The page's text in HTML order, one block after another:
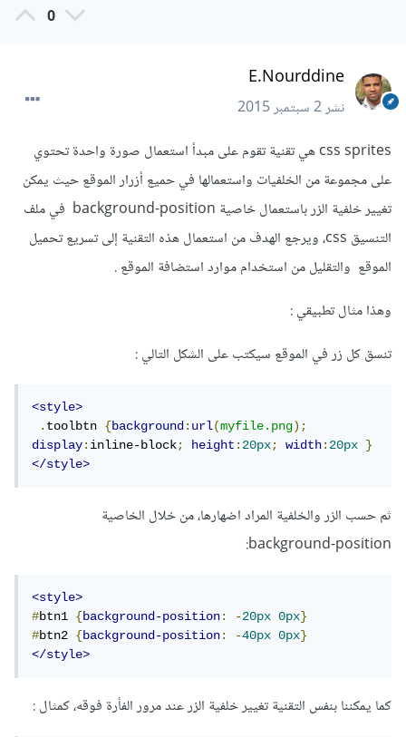
0
E.Nourddine
نشر2 سبتمبر 2015
css sprites هي تقنية تقوم على مبدأ استعمال صورة واحدة تحتوي
على مجموعة من الخلفيات واستعمالها في حميع أزرار الموقع حيث يمكن
تغيير خلفية الزر باستعمال خاصية background-position في ملف
التنسيق css، ويرجع الهدف من استعمال هذه التقنية إلى تسريع تحميل
الموقع والتقليل من استخدام موارد استضافة الموقع .
وهذا مثال تطبيقي :
تنسق كل زر في الموقع سيكتب على الشكل التالي :
<style>
.toolbtn {background:url(myfile.png);
display:inline-block; height:20px; width:20px
}
</style>
ثم حسب الزر والخلفية المراد اضهارها، من خلال الخاصية
background-position:
<style>
#btn1 {background-position: -20px 0px}
#btn2 {background-position: -40px 0px}
</style>
كما يمكننا بنفس التقنية تغيير خلفية الزر عند مرور الفأرة فوقه، كمثال :